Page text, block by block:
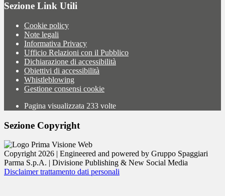
Sezione Link Utili
Cookie policy
Note legali
Informativa Privacy
Ufficio Relazioni con il Pubblico
Dichiarazione di accessibilità
Obiettivi di accessibilità
Whistleblowing
Gestione consensi cookie
Pagina visualizzata 233 volte
Sezione Copyright
Copyright 2026 | Engineered and powered by Gruppo Spaggiari
Parma S.p.A. | Divisione Publishing & New Social Media
Disclaimer trattamento dati personali